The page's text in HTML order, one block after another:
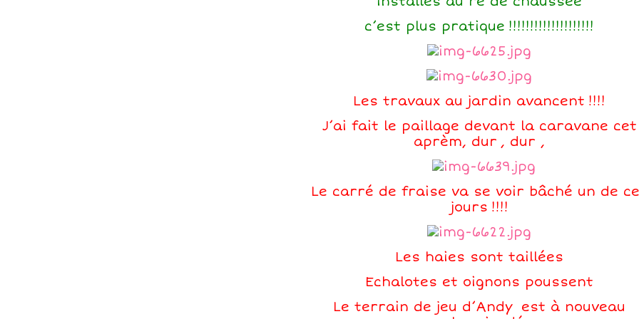
c’est plus pratique !!!!!!!!!!!!!!!!!!!!
Les travaux au jardin avancent !!!!
J’ai fait le paillage devant la caravane cet
aprèm, dur , dur ,
Le carré de fraise va se voir bâché un de
jours !!!!
Les haies sont taillées
Echalotes et oignons poussent
Le terrain de jeu d’Andy est à nouveau